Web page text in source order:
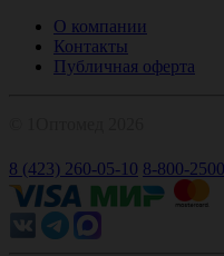
О компании
Контакты
Публичная оферта
8 (423) 260-05-10 8-800-